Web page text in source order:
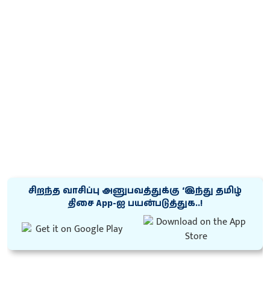
சிறந்த வாசிப்பு அனுபவத்துக்கு ‘இந்து தமிழ்
திசை App-ஐ பயன்படுத்துக..!